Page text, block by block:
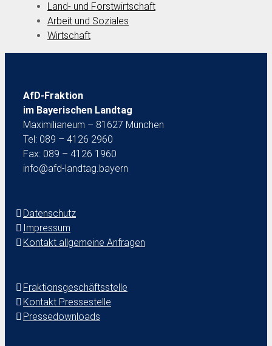
Land- und Forstwirtschaft
Arbeit und Soziales
Wirtschaft
AfD-Fraktion
im Bayerischen Landtag
Maximilianeum – 81627 München
Tel: 089 – 4126 2960
Fax: 089 – 4126 1960
info@afd-landtag.bayern
Datenschutz
Impressum
Kontakt allgemeine Anfragen
Fraktionsgeschäftsstelle
Kontakt Pressestelle
Pressedownloads